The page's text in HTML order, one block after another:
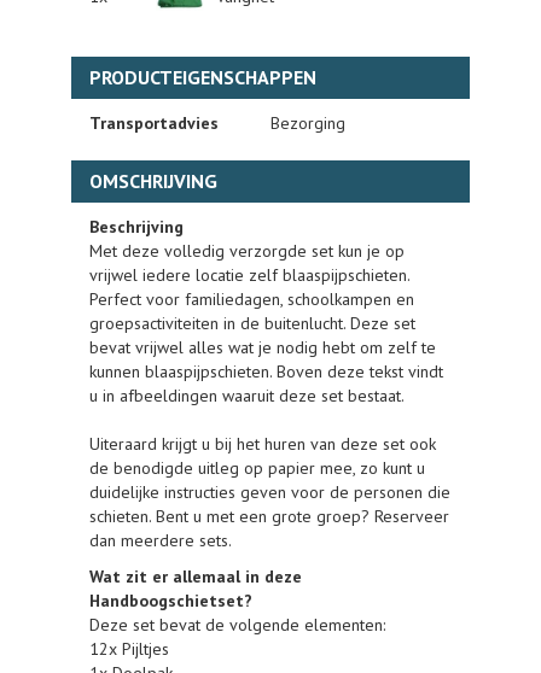
PRODUCTEIGENSCHAPPEN
Transportadvies Bezorging
OMSCHRIJVING
Beschrijving
Met deze volledig verzorgde set kun je op
vrijwel iedere locatie zelf blaaspijpschieten.
Perfect voor familiedagen, schoolkampen en
groepsactiviteiten in de buitenlucht. Deze set
bevat vrijwel alles wat je nodig hebt om zelf te
kunnen blaaspijpschieten. Boven deze tekst vindt
u in afbeeldingen waaruit deze set bestaat.
Uiteraard krijgt u bij het huren van deze set ook
de benodigde uitleg op papier mee, zo kunt u
duidelijke instructies geven voor de personen die
schieten. Bent u met een grote groep? Reserveer
dan meerdere sets.
Wat zit er allemaal in deze
Handboogschietset?
Deze set bevat de volgende elementen:
12x Pijltjes